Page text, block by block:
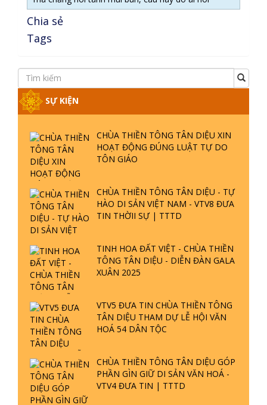
Chia sẻ
Tags
SỰ KIỆN
CHÙA THIỀN TÔNG TÂN DIỆU XIN
HOẠT ĐỘNG ĐÚNG LUẬT TỰ DO
TÔN GIÁO
CHÙA THIỀN TÔNG TÂN DIỆU - TỰ
HÀO DI SẢN VIỆT NAM - VTV8 ĐƯA
TIN THỜII SỰ | TTTD
TINH HOA ĐẤT VIỆT - CHÙA THIỀN
TÔNG TÂN DIỆU - DIỄN ĐÀN GALA
XUÂN 2025
VTV5 ĐƯA TIN CHÙA THIỀN TÔNG
TÂN DIỆU THAM DỰ LỄ HỘI VĂN
HOÁ 54 DÂN TỘC
CHÙA THIỀN TÔNG TÂN DIỆU GÓP
PHẦN GÌN GIỮ DI SẢN VĂN HOÁ -
VTV4 ĐƯA TIN | TTTD